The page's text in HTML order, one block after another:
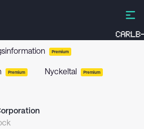
CARLB-
Premium
Premium Nyckeltal Premium